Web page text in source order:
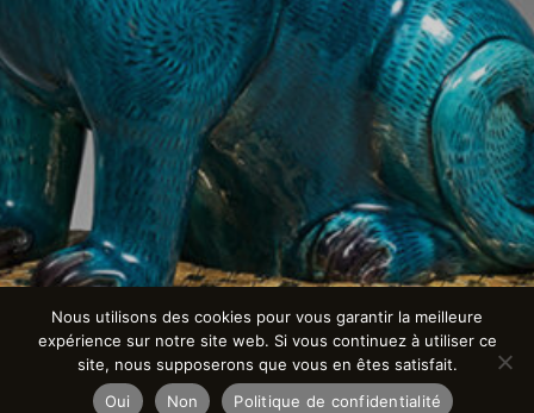
Nous utilisons des cookies pour vous garantir la meilleure
expérience sur notre site web. Si vous continuez à utiliser ce
site, nous supposerons que vous en êtes satisfait.
Oui
Non Politique de confidentialité